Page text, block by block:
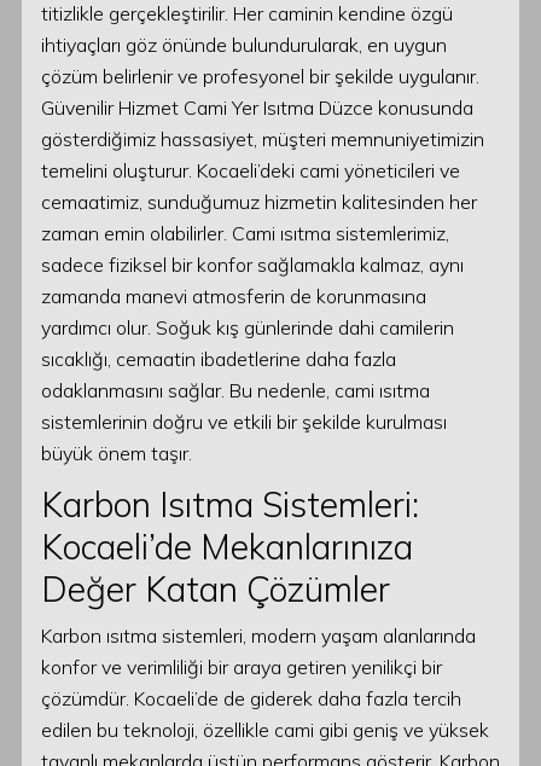
titizlikle gerçekleştirilir. Her caminin kendine özgü
ihtiyaçları göz önünde bulundurularak, en uygun
çözüm belirlenir ve profesyonel bir şekilde uygulanır.
Güvenilir Hizmet Cami Yer Isıtma Düzce konusunda
gösterdiğimiz hassasiyet, müşteri memnuniyetimizin
temelini oluşturur. Kocaeli’deki cami yöneticileri ve
cemaatimiz, sunduğumuz hizmetin kalitesinden her
zaman emin olabilirler. Cami ısıtma sistemlerimiz,
sadece fiziksel bir konfor sağlamakla kalmaz, aynı
zamanda manevi atmosferin de korunmasına
yardımcı olur. Soğuk kış günlerinde dahi camilerin
sıcaklığı, cemaatin ibadetlerine daha fazla
odaklanmasını sağlar. Bu nedenle, cami ısıtma
sistemlerinin doğru ve etkili bir şekilde kurulması
büyük önem taşır.
Karbon Isıtma Sistemleri:
Kocaeli’de Mekanlarınıza
Değer Katan Çözümler
Karbon ısıtma sistemleri, modern yaşam alanlarında
konfor ve verimliliği bir araya getiren yenilikçi bir
çözümdür. Kocaeli’de de giderek daha fazla tercih
edilen bu teknoloji, özellikle cami gibi geniş ve yüksek
tavanlı mekanlarda üstün performans gösterir. Karbon